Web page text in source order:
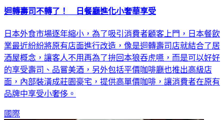
迴轉壽司不轉了！ 日餐廳進化小奢華享受
日本外食市場逐年縮小，為了吸引消費者顧客上門，日本餐飲
業最近紛紛將原有店面進行改造，像是迴轉壽司店就結合了居
酒屋概念，讓客人不用再為了拚回本狼吞虎嚥，而是可以好好
的享受壽司、品嘗美酒，另外包括平價咖啡廳也推出高級店
面，內部裝潢成莊園豪宅，提供高單價咖啡，讓消費者在原有
品牌中享受小奢侈。
國際